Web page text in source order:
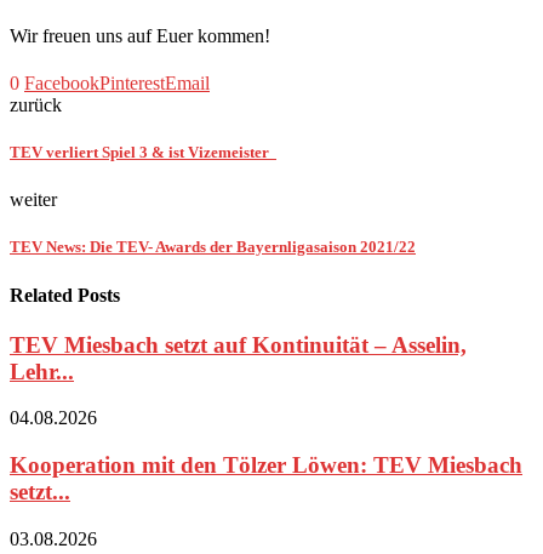
Wir freuen uns auf Euer kommen!
0 FacebookPinterestEmail
zurück
TEV verliert Spiel 3 & ist Vizemeister
weiter
TEV News: Die TEV- Awards der Bayernligasaison 2021/22
Related Posts
TEV Miesbach setzt auf Kontinuität – Asselin,
Lehr...
04.08.2026
Kooperation mit den Tölzer Löwen: TEV Miesbach
setzt...
03.08.2026